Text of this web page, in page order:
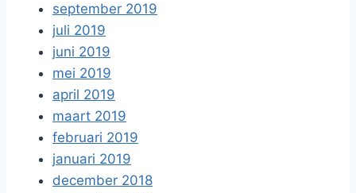
september 2019
juli 2019
juni 2019
mei 2019
april 2019
maart 2019
februari 2019
januari 2019
december 2018